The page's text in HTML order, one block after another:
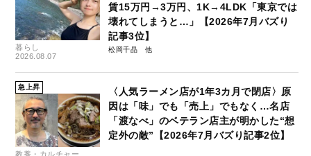
暮らし
2026.08.07
賃15万円→3万円、1K→4LDK「東京では
壊れてしまうと…」【2026年7月バズり
記事3位】
松岡千晶
急上昇
教養・カルチャー
〈人気ラーメン店が1年3カ月で閉店〉原
因は「味」でも「売上」でもなく…名店
「渡なべ」のベテラン店主が明かした“想
定外の敵”【2026年7月バズり記事2位】